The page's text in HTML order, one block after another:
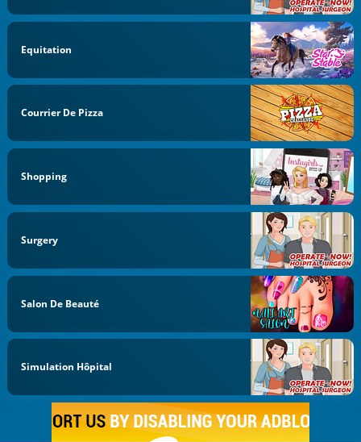
Equitation
Courrier De Pizza
Shopping
Surgery
Salon De Beauté
Simulation Hôpital